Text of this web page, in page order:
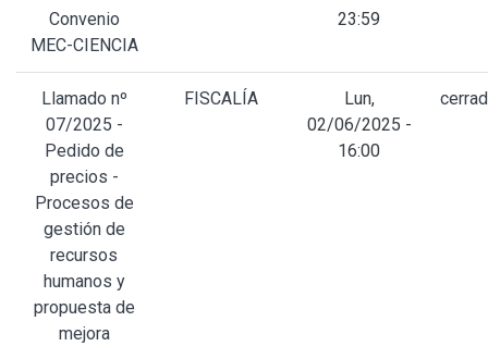
Convenio
MEC-CIENCIA
23:59
Llamado nº
07/2025 -
Pedido de
precios -
Procesos de
gestión de
recursos
humanos y
propuesta de
mejora
FISCALÍA
Lun,
02/06/2025 -
16:00